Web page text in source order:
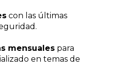
con las últimas
mensualespara
en temas de